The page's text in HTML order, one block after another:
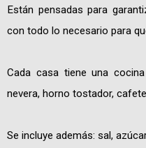
Están pensadas para
con todo lo necesario para
Cada casa tiene una
nevera, horno tostador,
Se incluye además: sal,